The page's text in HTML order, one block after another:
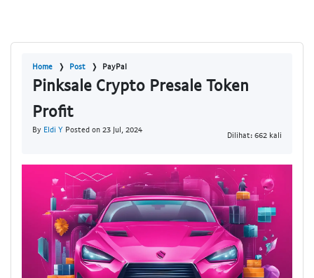
Home Post PayPal
Pinksale Crypto Presale Token
Profit
By Eldi Y Posted on 23 Jul, 2024
Dilihat: 662 kali